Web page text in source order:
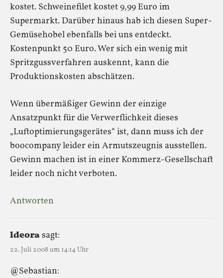
kostet. Schweinefilet kostet 9,99 Euro im
Supermarkt. Darüber hinaus hab ich diesen Super-
Gemüsehobel ebenfalls bei uns entdeckt.
Kostenpunkt 50 Euro. Wer sich ein wenig mit
Spritzgussverfahren auskennt, kann die
Produktionskosten abschätzen.
Wenn übermäßiger Gewinn der einzige
Ansatzpunkt für die Verwerflichkeit dieses
„Luftoptimierungsgerätes“ ist, dann muss ich der
boocompany leider ein Armutszeugnis ausstellen.
Gewinn machen ist in einer Kommerz-Gesellschaft
leider noch nicht verboten.
Antworten
ldeorasagt:
22. Juli 2008 um 14:14 Uhr
@Sebastian: